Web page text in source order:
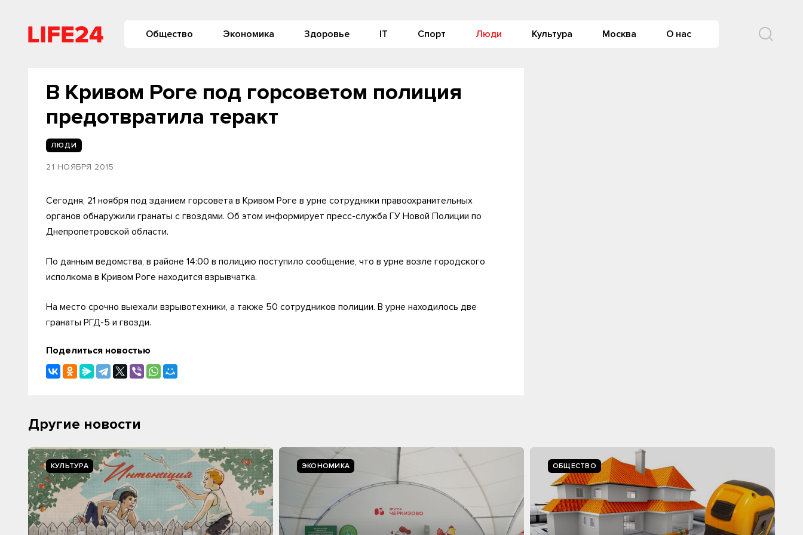
Общество Экономика Здоровье IT Спорт Люди Культура Москва О нас
В Кривом Роге под горсоветом полиция
предотвратила теракт
ЛЮДИ
21 НОЯБРЯ 2015
Сегодня, 21 ноября под зданием горсовета в Кривом Роге в урне сотрудники правоохранительных
органов обнаружили гранаты с гвоздями. Об этом информирует пресс-служба ГУ Новой Полиции по
Днепропетровской области.
По данным ведомства, в районе 14:00 в полицию поступило сообщение, что в урне возле городского
исполкома в Кривом Роге находится взрывчатка.
На место срочно выехали взрывотехники, а также 50 сотрудников полиции. В урне находилось две
гранаты РГД-5 и гвозди.
Поделиться новостью
Другие новости
КУЛЬТУРА ЭКОНОМИКА ОБЩЕСТВО